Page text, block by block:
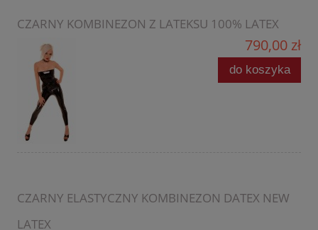
CZARNY KOMBINEZON Z LATEKSU 100% LATEX
790,00 zł
do koszyka
CZARNY ELASTYCZNY KOMBINEZON DATEX NEW
LATEX